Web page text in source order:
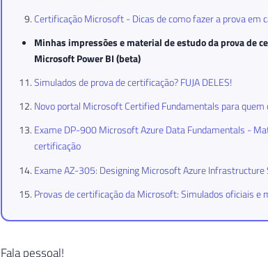
Certificação Microsoft - Dicas de como fazer a prova em
Minhas impressões e material de estudo da prova de
Microsoft Power BI (beta)
Simulados de prova de certificação? FUJA DELES!
Novo portal Microsoft Certified Fundamentals para
Exame DP-900 Microsoft Azure Data Fundamentals -
certificação
Exame AZ-305: Designing Microsoft Azure
Provas de certificação da Microsoft: Simulados oficiais e
Fala pessoal!